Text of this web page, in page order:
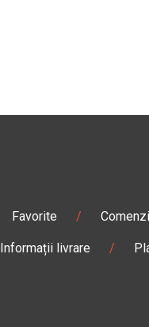
Favorite /
Informații livrare /